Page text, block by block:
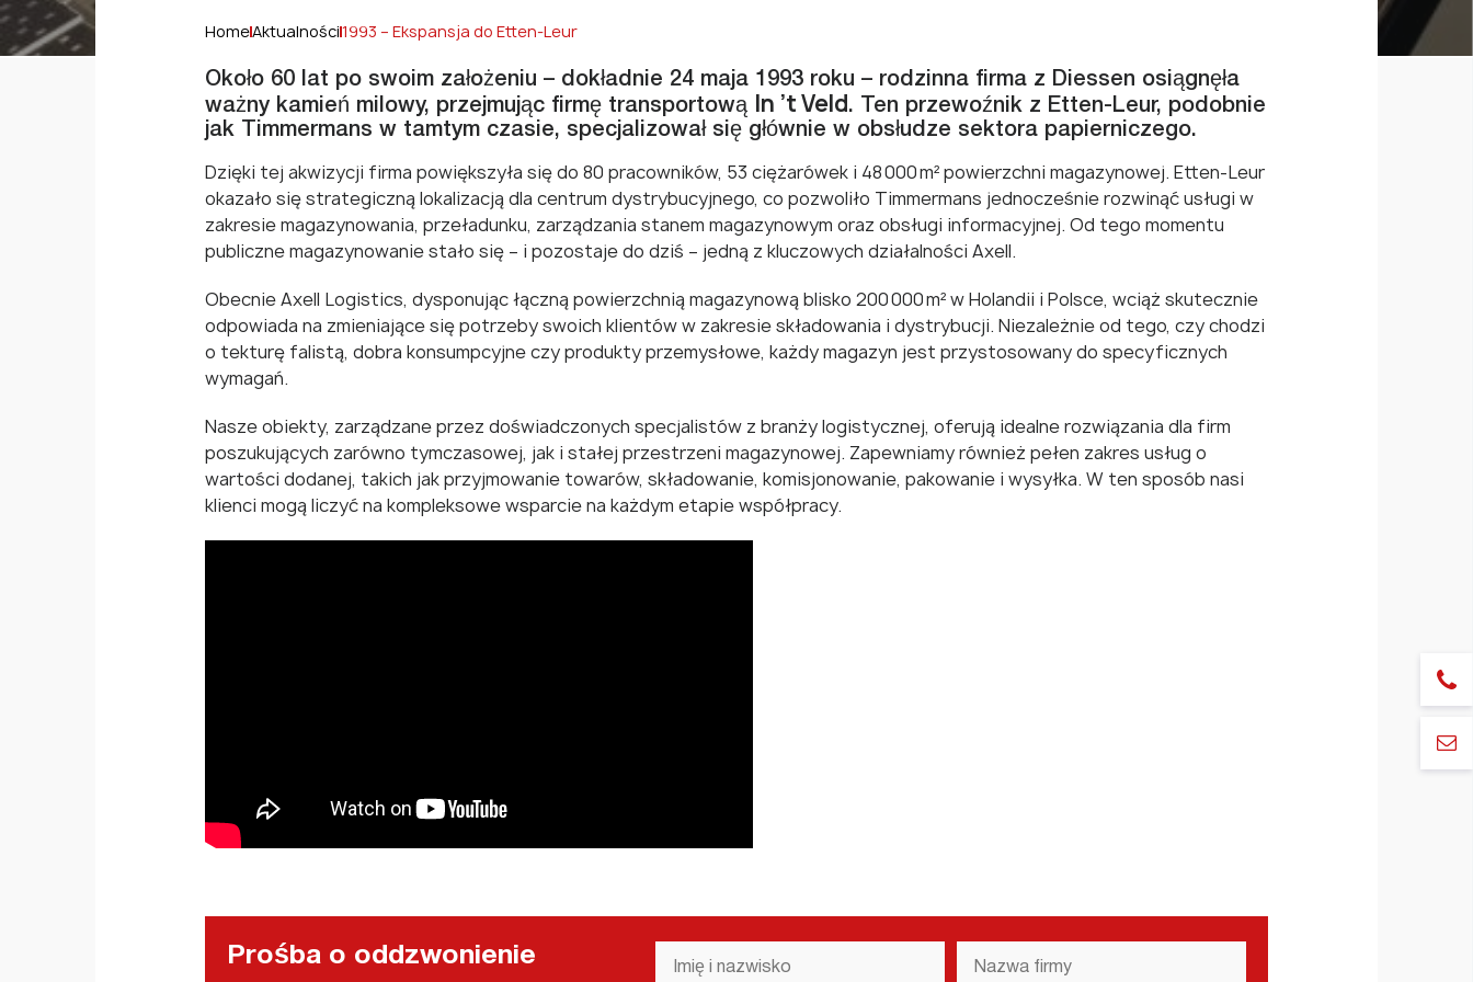
HomeAktualności1993 – Ekspansja do Etten-Leur
Około 60 lat po swoim założeniu – dokładnie 24 maja 1993 roku – rodzinna firma z Diessen osiągnęła
ważny kamień milowy, przejmując firmę transportową In ’t Veld. Ten przewoźnik z Etten-Leur, podobnie
jak Timmermans w tamtym czasie, specjalizował się głównie w obsłudze sektora papierniczego.
Dzięki tej akwizycji firma powiększyła się do 80 pracowników, 53 ciężarówek i 48 000 m² powierzchni magazynowej. Etten-Leur
okazało się strategiczną lokalizacją dla centrum dystrybucyjnego, co pozwoliło Timmermans jednocześnie rozwinąć usługi w
zakresie magazynowania, przeładunku, zarządzania stanem magazynowym oraz obsługi informacyjnej. Od tego momentu
publiczne magazynowanie stało się – i pozostaje do dziś – jedną z kluczowych działalności Axell.
Obecnie Axell Logistics, dysponując łączną powierzchnią magazynową blisko 200 000 m² w Holandii i Polsce, wciąż skutecznie
odpowiada na zmieniające się potrzeby swoich klientów w zakresie składowania i dystrybucji. Niezależnie od tego, czy chodzi
o tekturę falistą, dobra konsumpcyjne czy produkty przemysłowe, każdy magazyn jest przystosowany do specyficznych
wymagań.
Nasze obiekty, zarządzane przez doświadczonych specjalistów z branży logistycznej, oferują idealne rozwiązania dla firm
poszukujących zarówno tymczasowej, jak i stałej przestrzeni magazynowej. Zapewniamy również pełen zakres usług o
wartości dodanej, takich jak przyjmowanie towarów, składowanie, komisjonowanie, pakowanie i wysyłka. W ten sposób nasi
klienci mogą liczyć na kompleksowe wsparcie na każdym etapie współpracy.
Prośba o oddzwonienie Imię Nazwa
firmy*